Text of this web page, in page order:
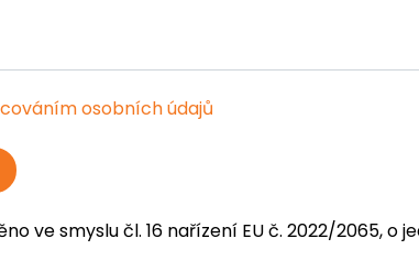
osobních údajů
ve smyslu čl. 16 nařízení EU č. 2022/2065,